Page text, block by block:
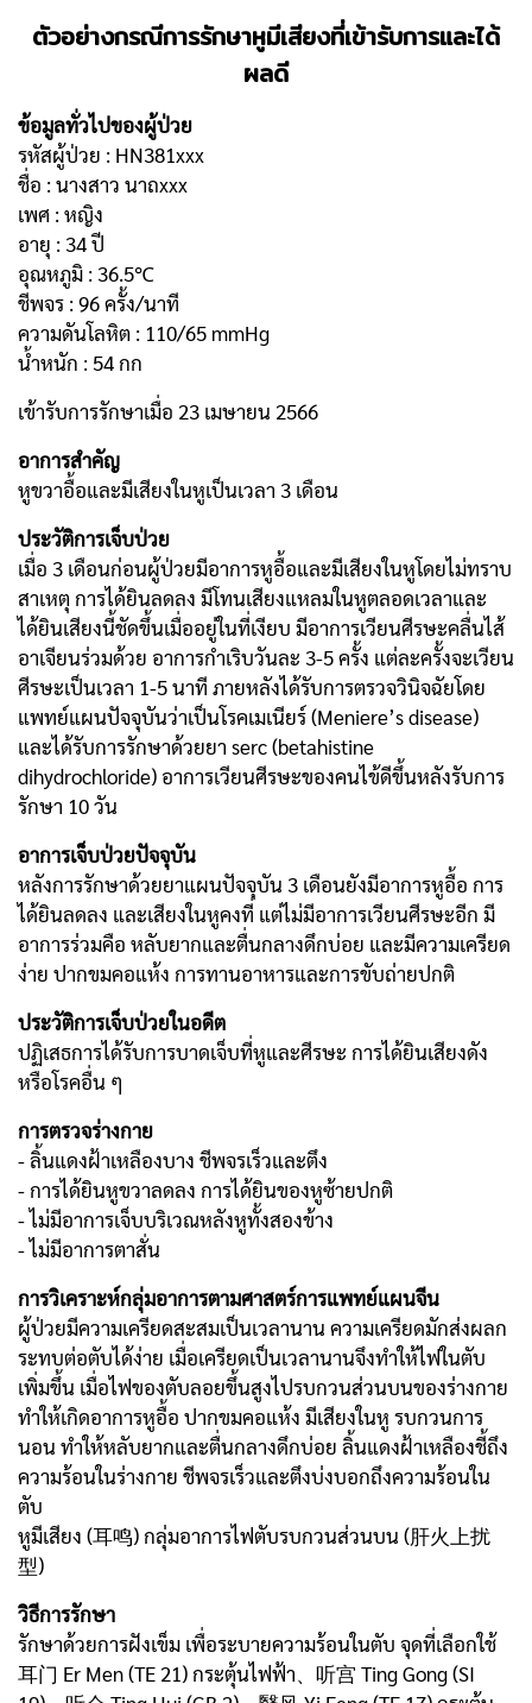
ตัวอย่างกรณีการรักษาหูมีเสียงที่เข้ารับการและได้
ผลดี
ข้อมูลทั่วไปของผู้ป่วย
รหัสผู้ป่วย : HN381xxx
ชื่อ : นางสาว นาถxxx
เพศ : หญิง
อายุ : 34 ปี
อุณหภูมิ : 36.5℃
ชีพจร : 96 ครั้ง/นาที
ความดันโลหิต : 110/65 mmHg
น้ำหนัก : 54 กก
เข้ารับการรักษาเมื่อ 23 เมษายน 2566
อาการสำคัญ
หูขวาอื้อและมีเสียงในหูเป็นเวลา 3 เดือน
ประวัติการเจ็บป่วย
เมื่อ 3 เดือนก่อนผู้ป่วยมีอาการหูอื้อและมีเสียงในหูโดยไม่ทราบ
สาเหตุ การได้ยินลดลง มีโทนเสียงแหลมในหูตลอดเวลาและ
ได้ยินเสียงนี้ชัดขึ้นเมื่ออยู่ในที่เงียบ มีอาการเวียนศีรษะคลื่นไส้
อาเจียนร่วมด้วย อาการกำเริบวันละ 3-5 ครั้ง แต่ละครั้งจะเวียน
ศีรษะเป็นเวลา 1-5 นาที ภายหลังได้รับการตรวจวินิจฉัยโดย
แพทย์แผนปัจจุบันว่าเป็นโรคเมเนียร์ (Meniere’s disease)
และได้รับการรักษาด้วยยา serc (betahistine
dihydrochloride) อาการเวียนศีรษะของคนไข้ดีขึ้นหลังรับการ
รักษา 10 วัน
อาการเจ็บป่วยปัจจุบัน
หลังการรักษาด้วยยาแผนปัจจุบัน 3 เดือนยังมีอาการหูอื้อ การ
ได้ยินลดลง และเสียงในหูคงที่ แต่ไม่มีอาการเวียนศีรษะอีก มี
อาการร่วมคือ หลับยากและตื่นกลางดึกบ่อย และมีความเครียด
ง่าย ปากขมคอแห้ง การทานอาหารและการขับถ่ายปกติ
ประวัติการเจ็บป่วยในอดีต
ปฏิเสธการได้รับการบาดเจ็บที่หูและศีรษะ การได้ยินเสียงดัง
หรือโรคอื่น ๆ
การตรวจร่างกาย
- ลิ้นแดงฝ้าเหลืองบาง ชีพจรเร็วและตึง
- การได้ยินหูขวาลดลง การได้ยินของหูซ้ายปกติ
- ไม่มีอาการเจ็บบริเวณหลังหูทั้งสองข้าง
- ไม่มีอาการตาสั่น
การวิเคราะห์กลุ่มอาการตามศาสตร์การแพทย์แผนจีน
ผู้ป่วยมีความเครียดสะสมเป็นเวลานาน ความเครียดมักส่งผลก
ระทบต่อตับได้ง่าย เมื่อเครียดเป็นเวลานานจึงทำให้ไฟในตับ
เพิ่มขึ้น เมื่อไฟของตับลอยขึ้นสูงไปรบกวนส่วนบนของร่างกาย
ทำให้เกิดอาการหูอื้อ ปากขมคอแห้ง มีเสียงในหู รบกวนการ
นอน ทำให้หลับยากและตื่นกลางดึกบ่อย ลิ้นแดงฝ้าเหลืองชี้ถึง
ความร้อนในร่างกาย ชีพจรเร็วและตึงบ่งบอกถึงความร้อนใน
ตับ
หูมีเสียง (耳鸣) กลุ่มอาการไฟตับรบกวนส่วนบน (肝火上扰
型)
วิธีการรักษา
รักษาด้วยการฝังเข็ม เพื่อระบายความร้อนในตับ จุดที่เลือกใช้
耳门 Er Men (TE 21) กระตุ้นไฟฟ้า、听宫 Ting Gong (SI